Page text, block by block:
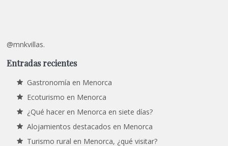
@mnkvillas.
Entradas recientes
Gastronomía en Menorca
Ecoturismo en Menorca
¿Qué hacer en Menorca en siete días?
Alojamientos destacados en Menorca
Turismo rural en Menorca, ¿qué visitar?